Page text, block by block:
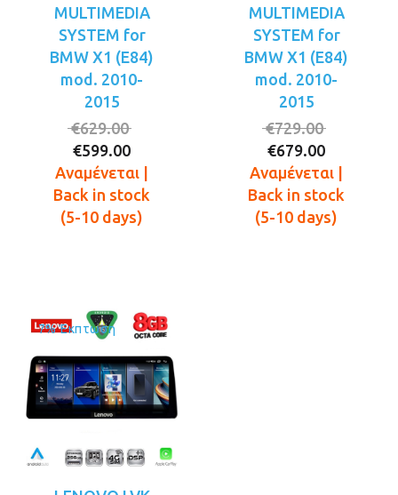
MULTIMEDIA
SYSTEM for
BMW X1 (E84)
mod. 2010-
2015
€629.00
was:
€629.00.
€599.00
τρέχουσα
τιμή
είναι:
Αναμένεται |
Back in stock
(5-10 days)
MULTIMEDIA
SYSTEM for
BMW X1 (E84)
mod. 2010-
2015
€729.00
was:
€729.00.
€679.00
τιμή
είναι:
Αναμένεται |
Back in stock
(5-10 days)
7% Έκπτωση